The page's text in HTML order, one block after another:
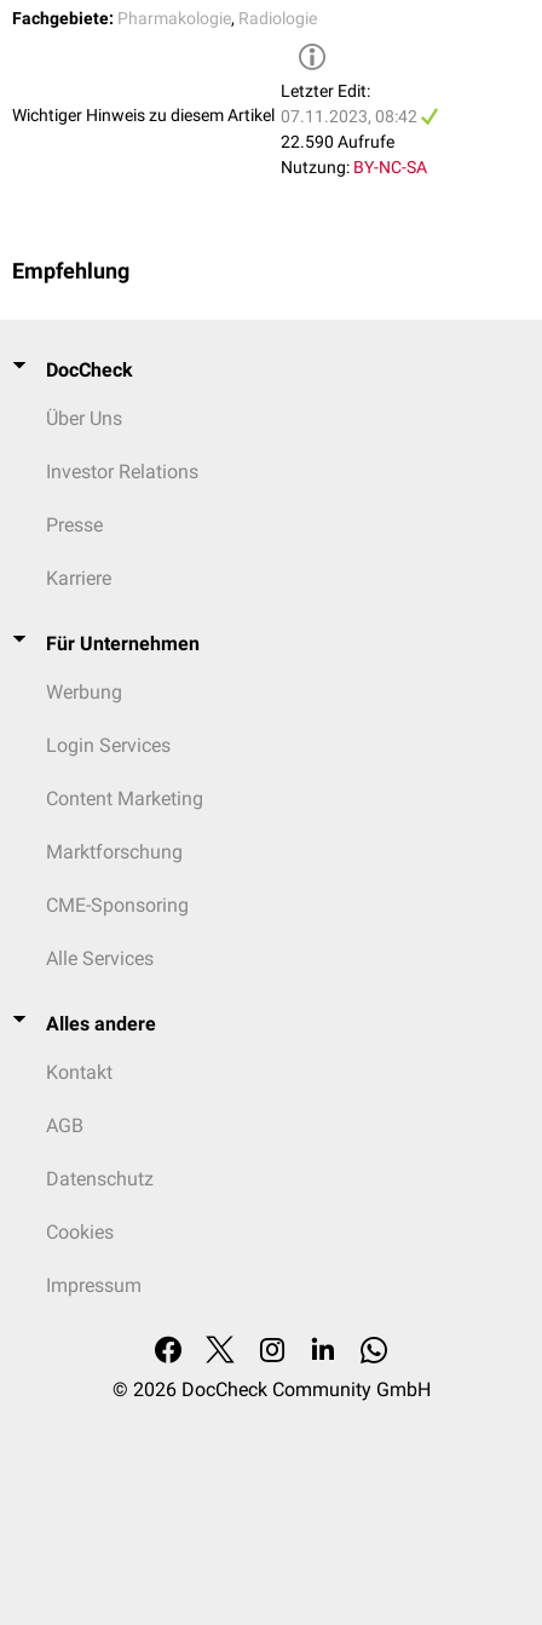
Fachgebiete: Pharmakologie, Radiologie
Wichtiger Hinweis zu diesem Artikel
Letzter Edit:
07.11.2023, 08:42
22.590 Aufrufe
Nutzung: BY-NC-SA
Empfehlung
DocCheck
Über Uns
Investor Relations
Presse
Karriere
Für Unternehmen
Werbung
Login Services
Content Marketing
Marktforschung
CME-Sponsoring
Alle Services
Alles andere
Kontakt
AGB
Datenschutz
Cookies
Impressum
© 2026 DocCheck Community GmbH